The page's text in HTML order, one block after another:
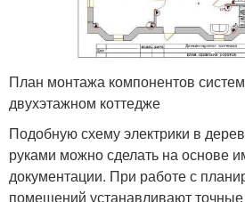
План монтажа компонентов
двухэтажном коттедже
Подобную схему электрики в
руками можно сделать на основе
документации. При работе с
помещений устанавливают